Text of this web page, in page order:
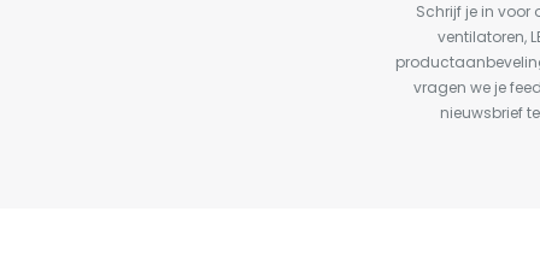
Schrijf je in voor
ventilatoren,
vragen we je
nieuwsbrief